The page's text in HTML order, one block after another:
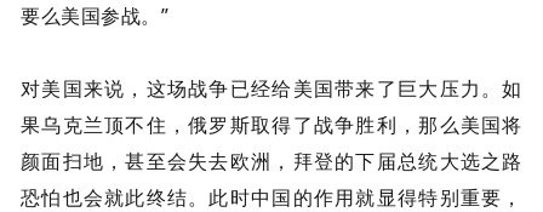
要么美国参战。”
对美国来说，这场战争已经给美国带来了巨大压力。如
果乌克兰顶不住，俄罗斯取得了战争胜利，那么美国将
颜面扫地，甚至会失去欧洲，拜登的下届总统大选之路
恐怕也会就此终结。此时中国的作用就显得特别重要，